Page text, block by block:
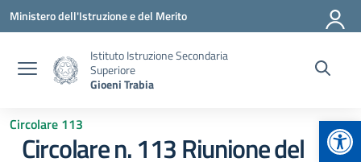
Vai ai contenuti
Vai al menu di navigazione
Vai al footer
Ministero dell'Istruzione e del Merito
Istituto Istruzione Secondaria
Superiore
Gioeni Trabia
Circolare 113
Circolare n. 113 Riunione del